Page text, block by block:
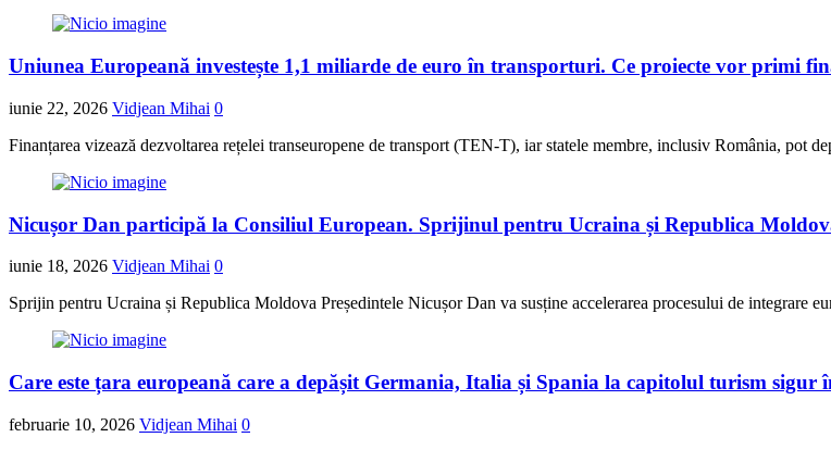
Uniunea Europeană investește 1,1 miliarde de euro în transporturi. Ce proiecte vor primi
iunie 22, 2026 Vidjean Mihai 0
Finanțarea vizează dezvoltarea rețelei transeuropene de transport (TEN-T), iar statele membre, inclusiv România, pot
Nicușor Dan participă la Consiliul European. Sprijinul pentru Ucraina și Republica
iunie 18, 2026 Vidjean Mihai 0
Sprijin pentru Ucraina și Republica Moldova Președintele Nicușor Dan va susține accelerarea procesului de integrare
Care este țara europeană care a depășit Germania, Italia și Spania la capitolul turism sigur
februarie 10, 2026 Vidjean Mihai 0